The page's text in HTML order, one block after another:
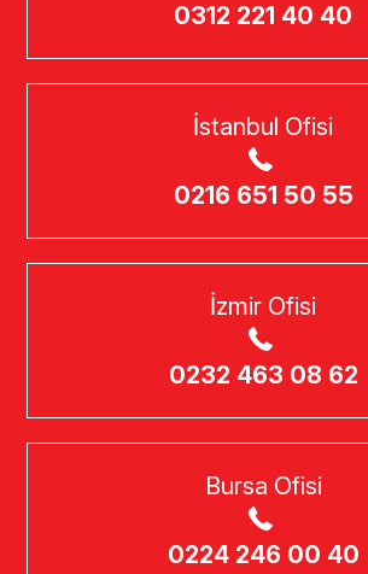
0312 221 40 40
İstanbul Ofisi
0216 651 50 55
İzmir Ofisi
0232 463 08 62
Bursa Ofisi
0224 246 00 40